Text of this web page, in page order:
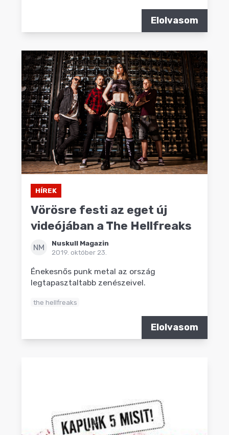
Elolvasom
HÍREK
Vörösre festi az eget új
videójában a The Hellfreaks
NM
Nuskull Magazin
2019. október 23.
Énekesnős punk metal az ország
legtapasztaltabb zenészeivel.
the hellfreaks
Elolvasom